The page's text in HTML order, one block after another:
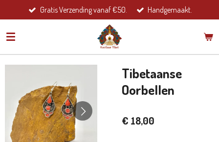
direct
naar
hoofdinhoud
Gratis Verzending vanaf €50. Handgemaakt.
Tibetaanse
Oorbellen
€ 18,00